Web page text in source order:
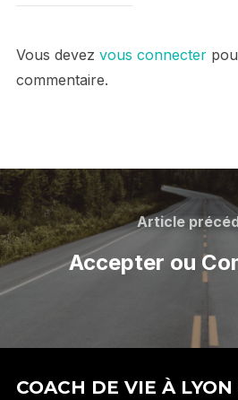
Vous devez vous connecter
commentaire.
Navigation
de
l’article
Article
Accepter ou
COACH DE VIE À